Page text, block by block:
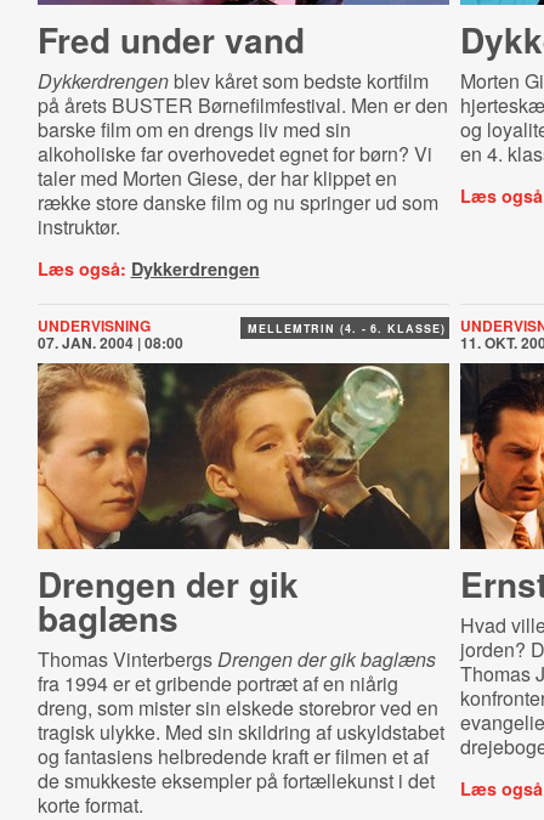
Fred under vand
Dykkerdrengenblev kåret som bedste kortfilm
på årets BUSTER Børnefilmfestival. Men er den
barske film om en drengs liv med sin
alkoholiske far overhovedet egnet for børn? Vi
taler med Morten Giese, der har klippet en
række store danske film og nu springer ud som
instruktør.
Læs også: Dykkerdrengen
Morten
og
en 4.
Læs
MELLEMTRIN (4. - 6. KLASSE)
UNDERVISNING
07. JAN. 2004 | 08:00
Drengen der gik
baglæns
Thomas VinterbergsDrengen der gik baglæns
fra 1994 er et gribende portræt af en niårig
dreng, som mister sin elskede storebror ved en
tragisk ulykke. Med sin skildring af uskyldstabet
og fantasiens helbredende kraft er filmen et af
de smukkeste eksempler på fortællekunst i det
korte format.
11. OKT.
Hvad
jorden?
Thomas
Læs